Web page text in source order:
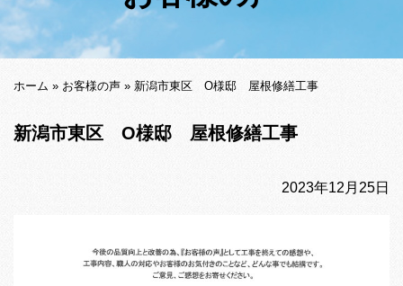
ホーム » お客様の声 » 新潟市東区 O様邸 屋根修繕工事
新潟市東区 O様邸 屋根修繕工事
2023年12月25日